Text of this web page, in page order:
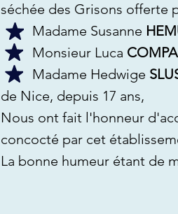
séchée des Grisons offerte
Madame Susanne
Monsieur Luca
Madame Hedwige
de Nice, depuis 17 ans,
Nous ont fait l'honneur
concocté par cet
La bonne humeur étant de